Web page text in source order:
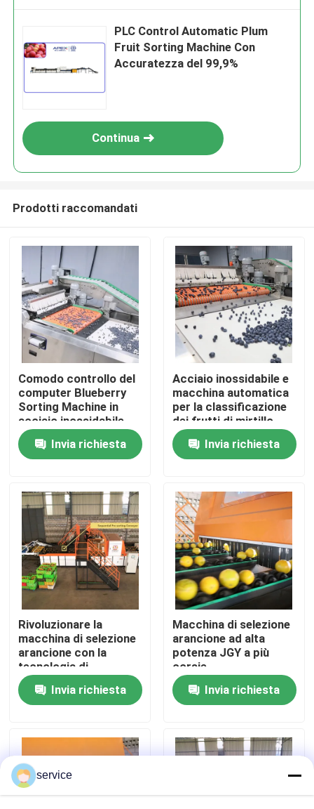
Casa
Prodotti
Video
Mostra VR
Circa noi
Giro della fabbrica
Controllo di qualità
Notizie
PLC Control Automatic Plum
Fruit Sorting Machine Con
Accuratezza del 99,9%
Continua
Prodotti raccomandati
Comodo controllo del
computer Blueberry
Sorting Machine in
acciaio inossidabile
Invia richiesta
Acciaio inossidabile e
macchina automatica
per la classificazione
dei frutti di mirtillo -
99,9% di precisione
Invia richiesta
Rivoluzionare la
macchina di selezione
arancione con la
tecnologia di
apprendimento
profondo AIInvia richiesta
Macchina di selezione
arancione ad alta
potenza JGY a più
corsie
Invia richiesta
service